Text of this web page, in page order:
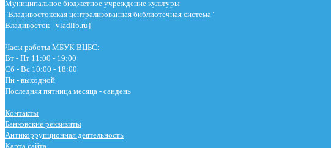
Муниципальное бюджетное учреждение культуры
"Владивостокская централизованная библиотечная система"
Владивосток [vladlib.ru]
Часы работы МБУК ВЦБС:
Вт - Пт 11:00 - 19:00
Сб - Вс 10:00 - 18:00
Пн - выходной
Последняя пятница месяца - сандень
Контакты
Банковские реквизиты
Антикоррупционная деятельность
Карта сайта